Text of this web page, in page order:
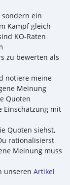
sondern ein
Kampf gleich
KO-Raten
zu bewerten als
notiere meine
Meinung
Quoten
Einschätzung mit
Quoten siehst,
rationalisierst
Meinung muss
unseren Artikel